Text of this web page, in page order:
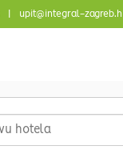
upit@integral-